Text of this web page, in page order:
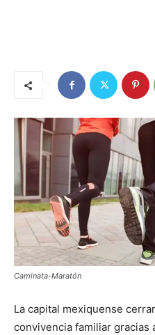
Caminata-Maratón
La capital mexiquense
convivencia familiar gracias